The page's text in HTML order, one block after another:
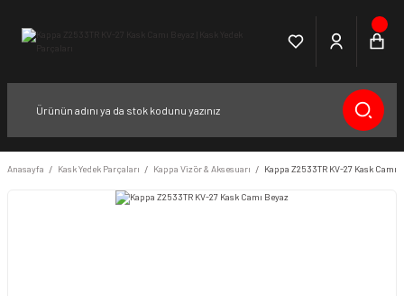
Anasayfa Kask Yedek Parçaları Kappa Vizör & Aksesuarı Kappa Z2533TR KV-27 Kask Camı